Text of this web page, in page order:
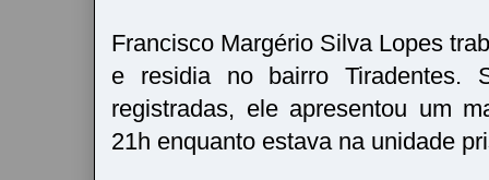
Francisco Margério Silva Lopes
e residia no bairro Tiradentes.
registradas, ele apresentou um
21h enquanto estava na unidade